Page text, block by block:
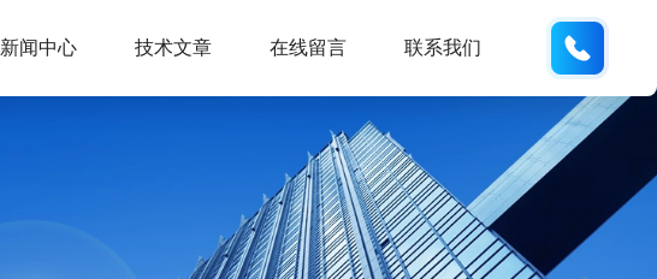
新闻中心 技术文章 在线留言 联系我们